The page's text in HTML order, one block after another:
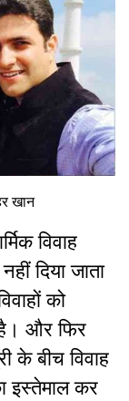
खान
विवाह
दिया जाता
को
है। और फिर
के बीच विवाह
इस्तेमाल कर